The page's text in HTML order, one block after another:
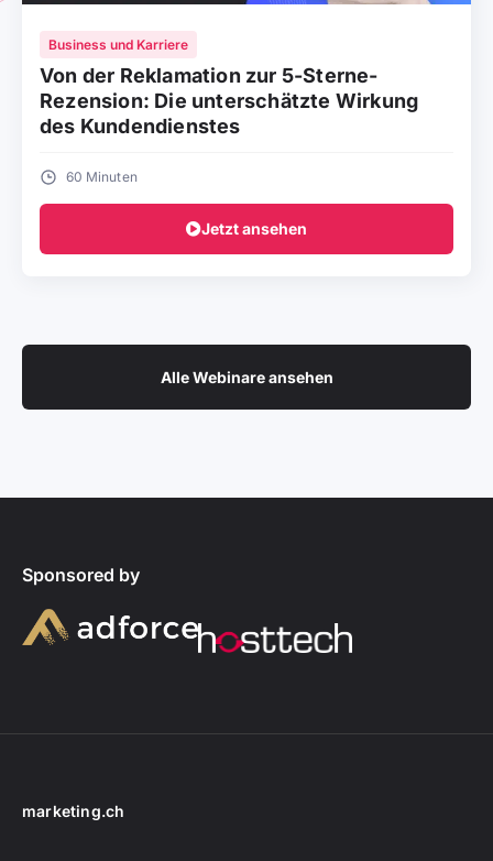
Business und Karriere
Von der Reklamation zur 5-Sterne-
Rezension: Die unterschätzte Wirkung
des Kundendienstes
60 Minuten
Jetzt ansehen
Alle Webinare ansehen
Sponsored by
marketing.ch